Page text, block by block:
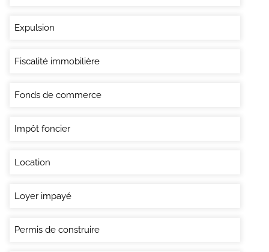
Expulsion
Fiscalité immobilière
Fonds de commerce
Impôt foncier
Location
Loyer impayé
Permis de construire